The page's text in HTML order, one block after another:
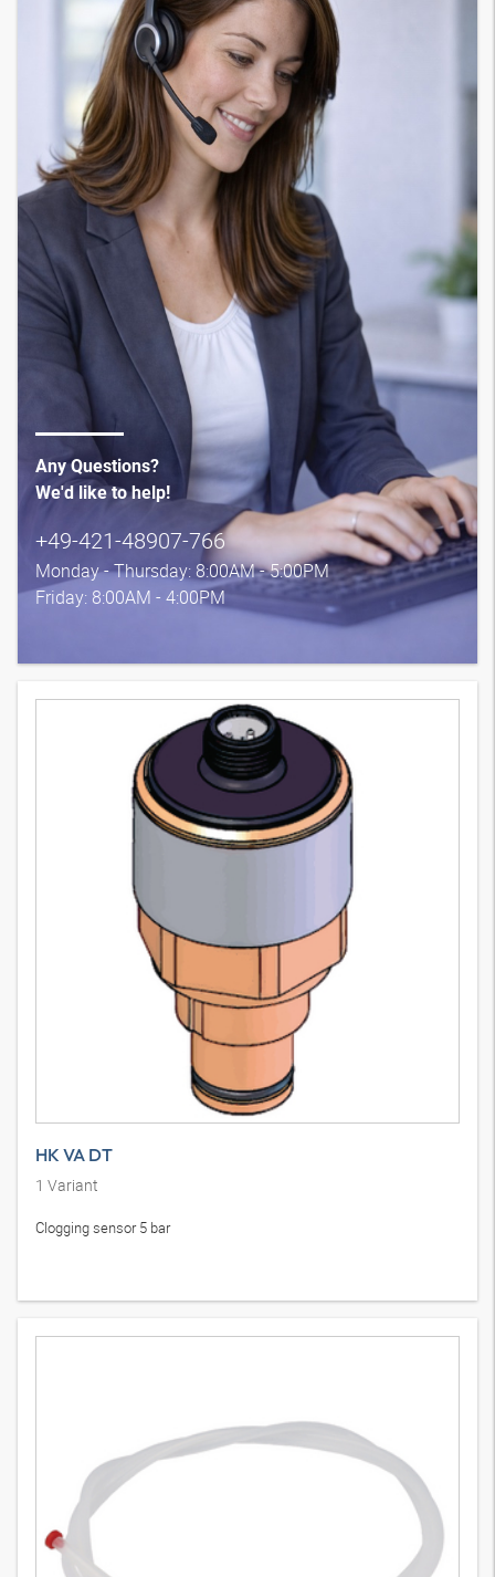
Any Questions?
We'd like to help!
+49-421-48907-766
Monday - Thursday: 8:00AM - 5:00PM
Friday: 8:00AM - 4:00PM
HK VA DT
1 Variant
Clogging sensor 5 bar